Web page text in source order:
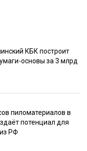
КБК построит
основы за 3 млрд
пиломатериалов в
потенциал для
РФ